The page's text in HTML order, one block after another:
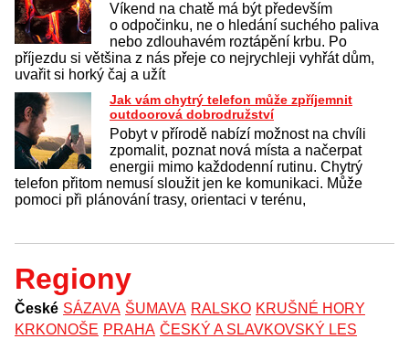
Víkend na chatě má být především
o odpočinku, ne o hledání suchého paliva
nebo zdlouhavém roztápění krbu. Po
příjezdu si většina z nás přeje co nejrychleji vyhřát dům,
uvařit si horký čaj a užít
Jak vám chytrý telefon může zpříjemnit
outdoorová dobrodružství
Pobyt v přírodě nabízí možnost na chvíli
zpomalit, poznat nová místa a načerpat
energii mimo každodenní rutinu. Chytrý
telefon přitom nemusí sloužit jen ke komunikaci. Může
pomoci při plánování trasy, orientaci v terénu,
Regiony
České SÁZAVA ŠUMAVA RALSKO KRUŠNÉ HORY
KRKONOŠE PRAHA ČESKÝ A SLAVKOVSKÝ LES